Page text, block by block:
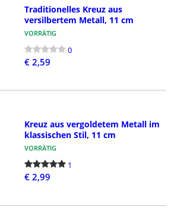
Traditionelles Kreuz aus
versilbertem Metall, 11 cm
VORRÄTIG
0
€ 2,59
Kreuz aus vergoldetem Metall im
klassischen Stil, 11 cm
VORRÄTIG
1
€ 2,99